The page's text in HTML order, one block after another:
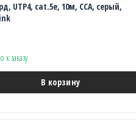
UTP4, cat.5е, 10м, CCA, серый,
к заказу
В корзину